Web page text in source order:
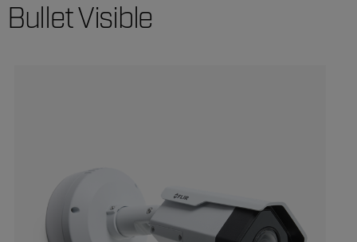
Bullet Visible